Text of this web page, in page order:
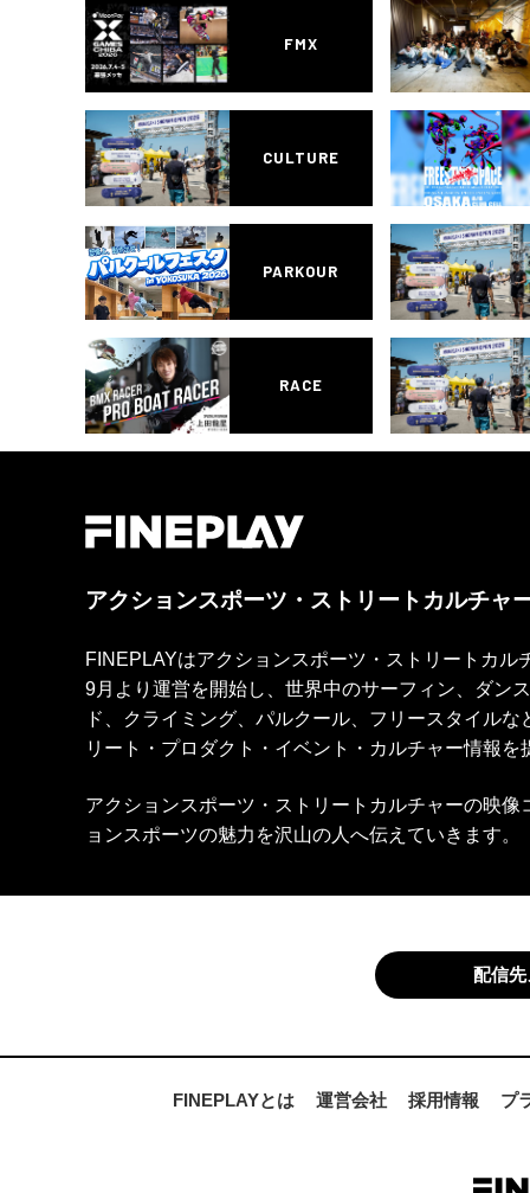
FMX
CULTURE
PARKOUR
RACE
アクションスポーツ・ストリートカルチャ
FINEPLAYはアクションスポーツ・ストリートカ
9月より運営を開始し、世界中のサーフィン、ダン
ド、クライミング、パルクール、フリースタイル
リート・プロダクト・イベント・カルチャー情報を
アクションスポーツ・ストリートカルチャーの映
ョンスポーツの魅力を沢山の人へ伝えていきます。
配信
FINEPLAYとは 運営会社 採用情報 プ